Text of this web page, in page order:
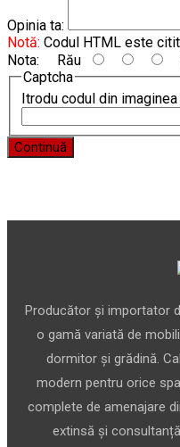
Opinia ta:
Notă: Codul HTML este
Nota: Rău
Captcha
Itrodu codul din
Continuă
Producător și importator
o gamă variată de
dormitor și grădină.
modern pentru orice
complete de amenajare
extinsă și